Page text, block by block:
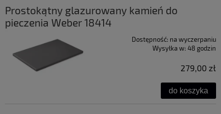
Prostokątny glazurowany kamień do
pieczenia Weber 18414
Dostępność: na wyczerpaniu
Wysyłka w: 48 godzin
279,00 zł
do koszyka